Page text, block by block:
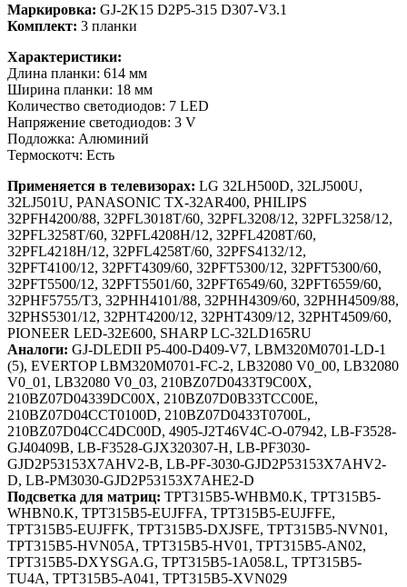
Маркировка: GJ-2K15 D2P5-315 D307-V3.1
Комплект: 3 планки
Характеристики:
Длина планки: 614 мм
Ширина планки: 18 мм
Количество светодиодов: 7 LED
Напряжение светодиодов: 3 V
Подложка: Алюминий
Термоскотч: Есть
Применяется в телевизорах: LG 32LH500D, 32LJ500U,
32LJ501U, PANASONIC TX-32AR400, PHILIPS
32PFH4200/88, 32PFL3018T/60, 32PFL3208/12, 32PFL3258/12,
32PFL3258T/60, 32PFL4208H/12, 32PFL4208T/60,
32PFL4218H/12, 32PFL4258T/60, 32PFS4132/12,
32PFT4100/12, 32PFT4309/60, 32PFT5300/12, 32PFT5300/60,
32PFT5500/12, 32PFT5501/60, 32PFT6549/60, 32PFT6559/60,
32PHF5755/T3, 32PHH4101/88, 32PHH4309/60, 32PHH4509/88,
32PHS5301/12, 32PHT4200/12, 32PHT4309/12, 32PHT4509/60,
PIONEER LED-32E600, SHARP LC-32LD165RU
Аналоги: GJ-DLEDII P5-400-D409-V7, LBM320M0701-LD-1
(5), EVERTOP LBM320M0701-FC-2, LB32080 V0_00, LB32080
V0_01, LB32080 V0_03, 210BZ07D0433T9C00X,
210BZ07D04339DC00X, 210BZ07D0B33TCC00E,
210BZ07D04CCT0100D, 210BZ07D0433T0700L,
210BZ07D04CC4DC00D, 4905-J2T46V4C-O-07942, LB-F3528-
GJ40409B, LB-F3528-GJX320307-H, LB-PF3030-
GJD2P53153X7AHV2-B, LB-PF-3030-GJD2P53153X7AHV2-
D, LB-PM3030-GJD2P53153X7AHE2-D
Подсветка для матриц: TPT315B5-WHBM0.K, TPT315B5-
WHBN0.K, TPT315B5-EUJFFA, TPT315B5-EUJFFE,
TPT315B5-EUJFFK, TPT315B5-DXJSFE, TPT315B5-NVN01,
TPT315B5-HVN05A, TPT315B5-HV01, TPT315B5-AN02,
TPT315B5-DXYSGA.G, TPT315B5-1A058.L, TPT315B5-
TU4A, TPT315B5-A041, TPT315B5-XVN029